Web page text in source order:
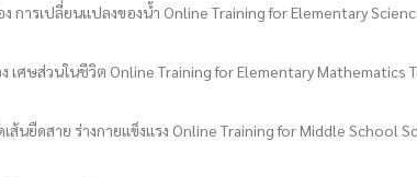
รเปลี่ยนแปลงของน้ำ Online Training for Elementary
ษส่วนในชีวิต Online Training for Elementary Mathematics
ยืดสาย ร่างกายแข็งแรง Online Training for Middle School